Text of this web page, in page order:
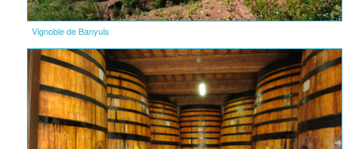
Vignoble de Banyuls